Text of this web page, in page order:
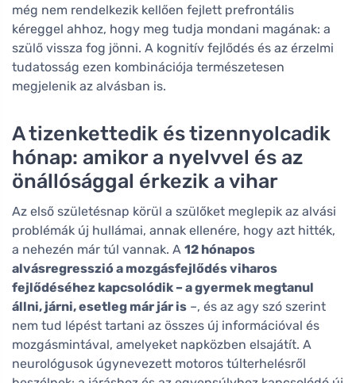
még nem rendelkezik kellően fejlett prefrontális
kéreggel ahhoz, hogy meg tudja mondani magának: a
szülő vissza fog jönni. A kognitív fejlődés és az érzelmi
tudatosság ezen kombinációja természetesen
megjelenik az alvásban is.
A tizenkettedik és tizennyolcadik
hónap: amikor a nyelvvel és az
önállósággal érkezik a vihar
Az első születésnap körül a szülőket meglepik az alvási
problémák új hullámai, annak ellenére, hogy azt hitték,
a nehezén már túl vannak. A 12 hónapos
alvásregresszió a mozgásfejlődés viharos
fejlődéséhez kapcsolódik – a gyermek megtanul
állni, járni, esetleg már jár is –, és az agy szó szerint
nem tud lépést tartani az összes új információval és
mozgásmintával, amelyeket napközben elsajátít. A
neurológusok úgynevezett motoros túlterhelésről